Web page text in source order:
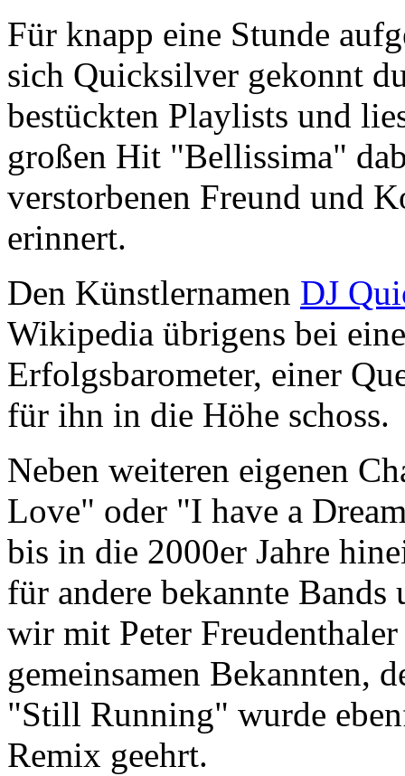
Für knapp eine Stunde
sich Quicksilver gekonnt
bestückten Playlists und
großen Hit "Bellissima"
verstorbenen Freund und
erinnert.
Den Künstlernamen DJ
Wikipedia übrigens bei
Erfolgsbarometer, einer
für ihn in die Höhe schoss.
Neben weiteren eigenen
Love" oder "I have a
bis in die 2000er Jahre
für andere bekannte
wir mit Peter
gemeinsamen Bekannten,
"Still Running" wurde
Remix geehrt.